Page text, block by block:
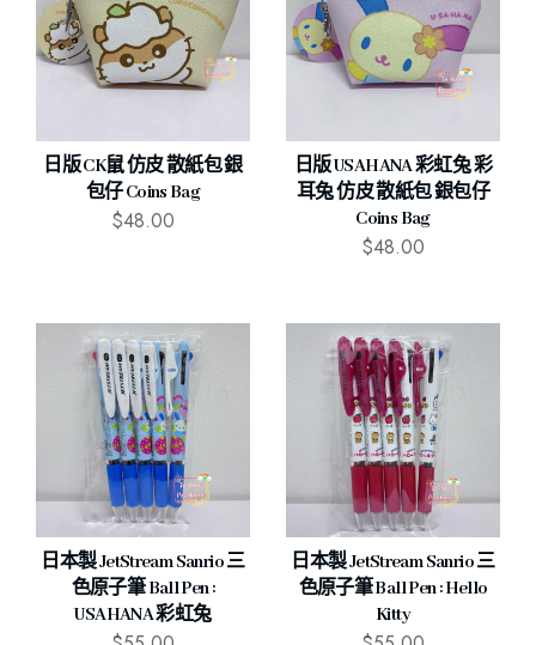
日版 CK鼠 仿皮 散紙包 銀
包仔 Coins Bag
$48.00
日版 USAHANA 彩虹兔 彩
耳兔 仿皮 散紙包 銀包仔
Coins Bag
$48.00
日本製 JetStream Sanrio 三
色原子筆 Ball Pen :
USAHANA 彩虹兔
日本製 JetStream Sanrio 三
色原子筆 Ball Pen : Hello
Kitty